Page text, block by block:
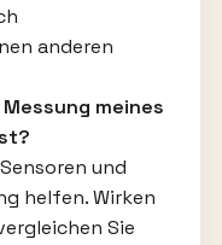
anderen
meines
und
helfen. Wirken
Sie